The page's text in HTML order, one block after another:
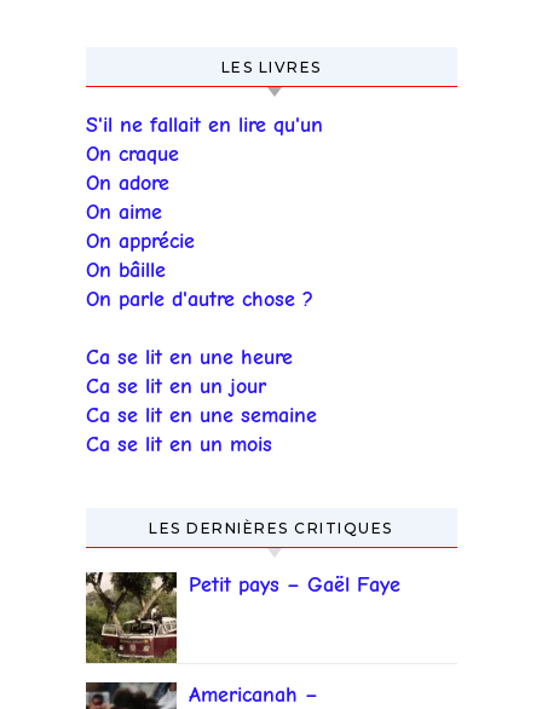
LES LIVRES
S'il ne fallait en lire qu'un
On craque
On adore
On aime
On apprécie
On bâille
On parle d'autre chose ?
Ca se lit en une heure
Ca se lit en un jour
Ca se lit en une semaine
Ca se lit en un mois
LES DERNIÈRES CRITIQUES
Petit pays – Gaël Faye
Americanah –